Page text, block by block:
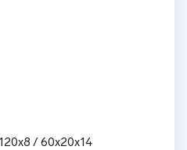
/ 60x20x14